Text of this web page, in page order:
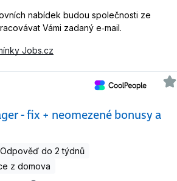
nabídek budou společnosti ze
Vámi zadaný e‑mail.
Jobs.cz
- fix + neomezené bonusy a
Odpověď do 2 týdnů
z domova